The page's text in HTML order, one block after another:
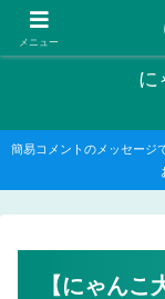
にゃんこ大戦争の攻略
に
簡易コメントのメッセージ
【にゃん
メニュー